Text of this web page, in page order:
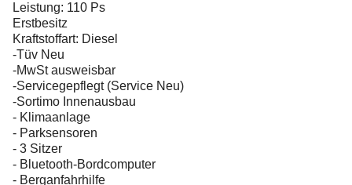
Leistung: 110 Ps
Erstbesitz
Kraftstoffart: Diesel
-Tüv Neu
-MwSt ausweisbar
-Servicegepflegt (Service Neu)
-Sortimo Innenausbau
- Klimaanlage
- Parksensoren
- 3 Sitzer
- Bluetooth-Bordcomputer
- Berganfahrhilfe